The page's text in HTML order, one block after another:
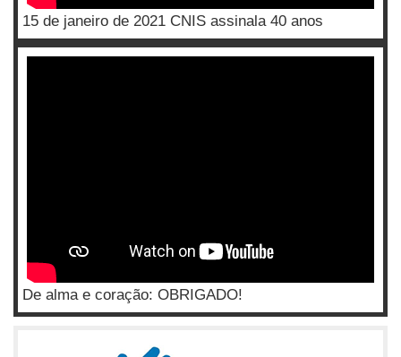
15 de janeiro de 2021 CNIS assinala 40 anos
De alma e coração: OBRIGADO!